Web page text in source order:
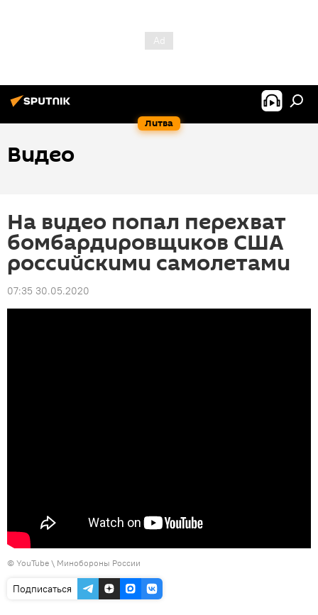
Литва
Видео
На видео попал перехват
бомбардировщиков США
российскими самолетами
07:35 30.05.2020
© YouTube \ Минобороны России
Подписаться